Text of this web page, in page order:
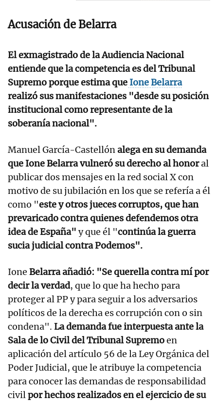
Acusación de Belarra
El exmagistrado de la Audiencia Nacional
entiende que la competencia es del Tribunal
Supremo porque estima que Ione Belarra
realizó sus manifestaciones "desde su posición
institucional como representante de la
soberanía nacional".
Manuel García-Castellónalega en su demanda
que Ione Belarra vulneró su derecho al honoral
publicar dos mensajes en la red social X con
motivo de su jubilación en los que se refería a él
como "este y otros jueces corruptos, que han
prevaricado contra quienes defendemos otra
idea de España" y que él "continúa la guerra
sucia judicial contra Podemos".
Ione Belarra añadió: "Se querella contra mí por
decir la verdad, que lo que ha hecho para
proteger al PP y para seguir a los adversarios
políticos de la derecha es corrupción con o sin
condena". La demanda fue interpuesta ante la
Sala de lo Civil del Tribunal Supremoen
aplicación del artículo 56 de la Ley Orgánica del
Poder Judicial, que le atribuye la competencia
para conocer las demandas de responsabilidad
civilpor hechos realizados en el ejercicio de su